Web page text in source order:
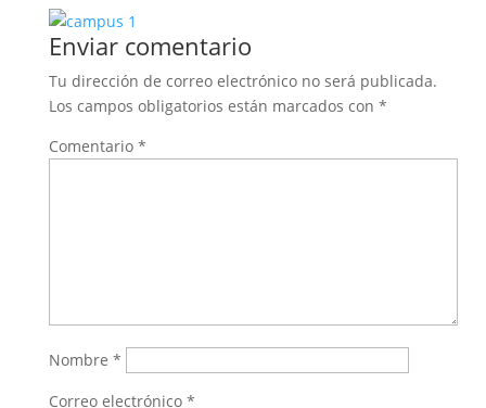
Enviar comentario
Tu dirección de correo electrónico no será publicada.
Los campos obligatorios están marcados con *
Comentario *
Nombre *
Correo electrónico *